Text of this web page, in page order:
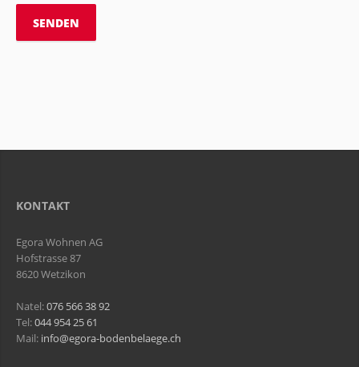
KONTAKT
Egora Wohnen AG
Hofstrasse 87
8620 Wetzikon
Natel:076 566 38 92
Tel:044 954 25 61
Mail: info@egora-bodenbelaege.ch